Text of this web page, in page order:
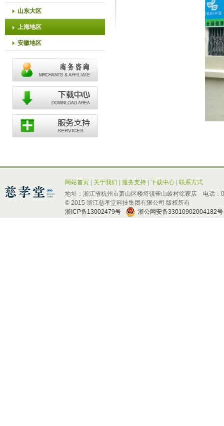
山东大区
上海地区
安徽地区
网站首页 关于我们 服务支持 下载中心
联系方式
地址：浙江省杭州市萧山区楼塔镇雀山岭村徐家店 电话：
© 2015 浙江慈孝堂科技集团有限公司 版权所有
浙ICP备13002479号
浙公网安备33010902004182号